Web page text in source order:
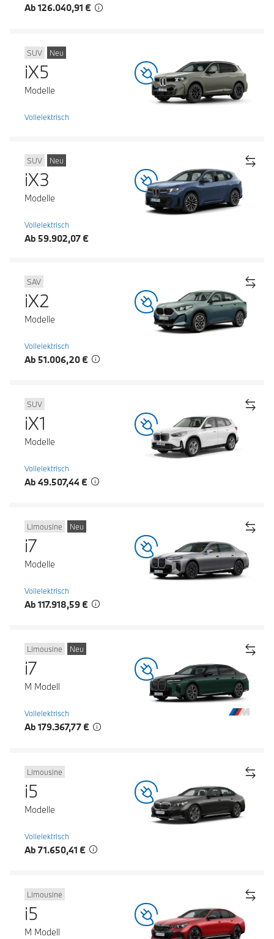
Ab 126.040,91 €
SUV Neu
iX5
Modelle
Vollelektrisch
SUV Neu
iX3
Modelle
Vollelektrisch
Ab 59.902,07 €
SAV
iX2
Modelle
Vollelektrisch
Ab 51.006,20 €
SUV
iX1
Modelle
Vollelektrisch
Ab 49.507,44 €
Limousine Neu
i7
Modelle
Vollelektrisch
Ab 117.918,59 €
Limousine Neu
i7
M Modell
Vollelektrisch
Ab 179.367,77 €
Limousine
i5
Modelle
Vollelektrisch
Ab 71.650,41 €
Limousine
i5
M Modell